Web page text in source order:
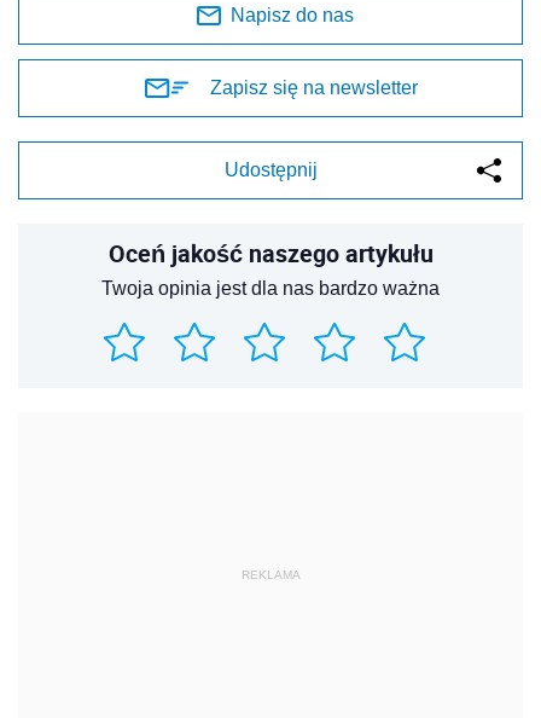
Napisz do nas
Zapisz się na newsletter
Udostępnij
Oceń jakość naszego artykułu
Twoja opinia jest dla nas bardzo ważna
REKLAMA